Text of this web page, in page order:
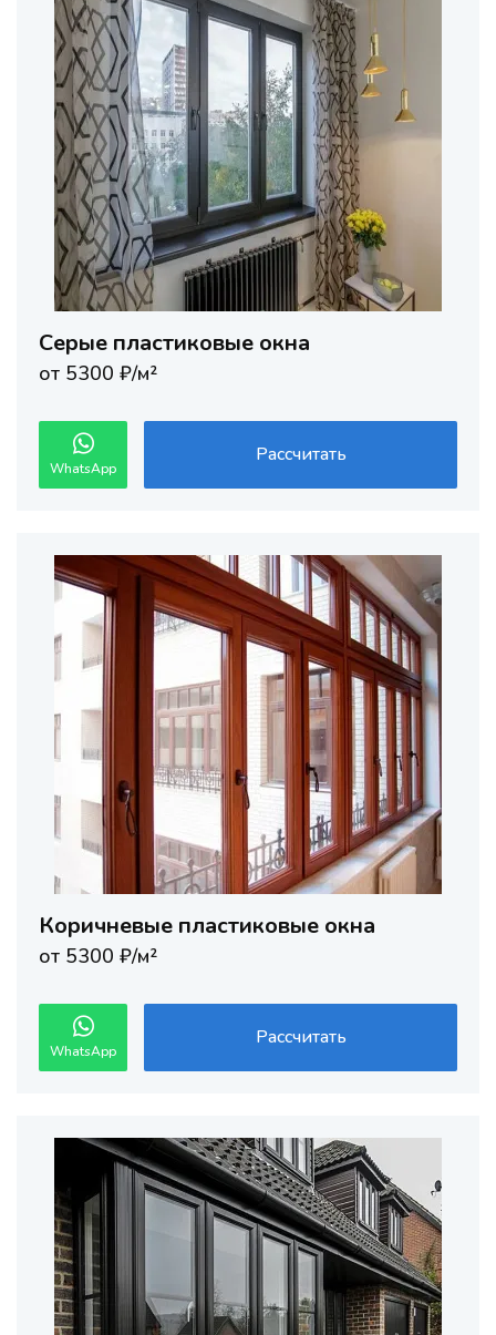
Серые пластиковые окна
от 5300 ₽/м²
WhatsApp
Рассчитать
Коричневые пластиковые окна
от 5300 ₽/м²
WhatsApp
Рассчитать